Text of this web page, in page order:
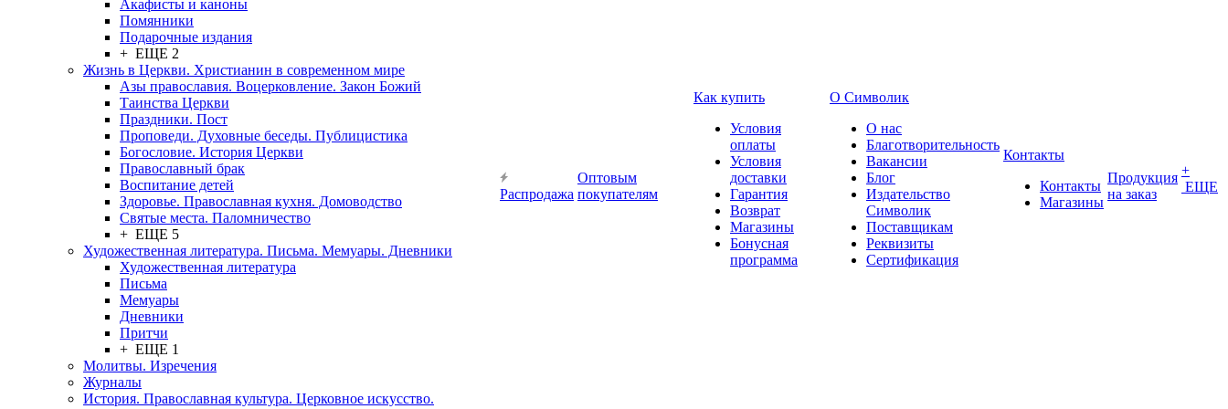
Акафисты и каноны
Помянники
Подарочные издания
+ ЕЩЕ 2
Жизнь в Церкви. Христианин в современном мире
Азы православия. Воцерковление. Закон Божий
Таинства Церкви
Праздники. Пост
Проповеди. Духовные беседы. Публицистика
Богословие. История Церкви
Православный брак
Воспитание детей
Здоровье. Православная кухня. Домоводство
Святые места. Паломничество
+ ЕЩЕ 5
Художественная литература. Письма. Мемуары. Дневники
Художественная литература
Письма
Мемуары
Дневники
Притчи
+ ЕЩЕ 1
Молитвы. Изречения
Журналы
История. Православная культура. Церковное искусство.
Распродажа
Оптовым
покупателям
Как купить
Условия
оплаты
Условия
доставки
Гарантия
Возврат
Магазины
Бонусная
программа
О Символик
О нас
Благотворительность
Вакансии
Блог
Издательство
Символик
Поставщикам
Реквизиты
Сертификация
Контакты
Контакты
Магазины
Продукция
на заказ
+
ЕЩЕ